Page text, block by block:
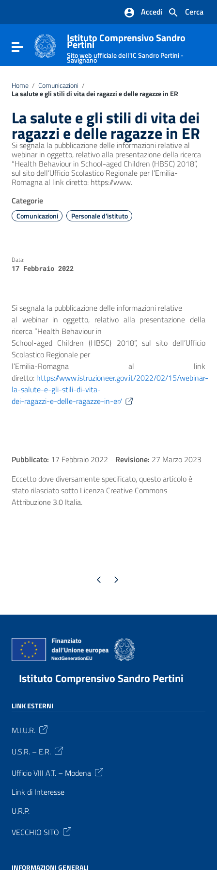
Vai al footer
Cerca
Accedi
Attiva / disattiva la navigazione
Istituto Comprensivo Sandro
Pertini
Sito web ufficiale dell'IC Sandro Pertini -
Savignano
Home / Comunicazioni /
La salute e gli stili di vita dei ragazzi e delle ragazze in ER
La salute e gli stili di vita dei
ragazzi e delle ragazze in ER
Si segnala la pubblicazione delle informazioni relative al
webinar in oggetto, relativo alla presentazione della ricerca
“Health Behaviour in School-aged Children (HBSC) 2018”,
sul sito dell’Ufficio Scolastico Regionale per l’Emilia-
Romagna al link diretto: https://www.
Categorie
Comunicazioni Personale d'istituto
Data:
17 Febbraio 2022
Si segnala la pubblicazione delle informazioni relative
al webinar in oggetto, relativo alla presentazione della
ricerca “Health Behaviour in
School-aged Children (HBSC) 2018”, sul sito dell’Ufficio
Scolastico Regionale per
l’Emilia-Romagna al link
diretto: https://www.istruzioneer.gov.it/2022/02/15/webinar-
la-salute-e-gli-stili-di-vita-
dei-ragazzi-e-delle-ragazze-in-er/
Pubblicato: 17 Febbraio 2022 - Revisione: 27 Marzo 2023
Eccetto dove diversamente specificato, questo articolo è
stato rilasciato sotto Licenza Creative Commons
Attribuzione 3.0 Italia.
Pagina precedente
Pagina successiva
Istituto Comprensivo Sandro Pertini
LINK ESTERNI
M.I.U.R.
U.S.R. – E.R.
Ufficio VIII A.T. – Modena
Link di Interesse
U.R.P.
VECCHIO SITO
INFORMAZIONI GENERALI